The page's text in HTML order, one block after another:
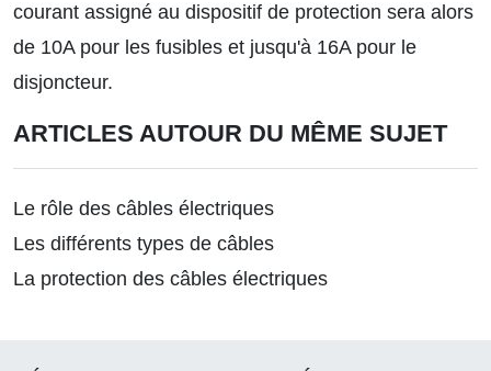
courant assigné au dispositif de protection sera alors
de 10A pour les fusibles et jusqu'à 16A pour le
disjoncteur.
ARTICLES AUTOUR DU MÊME SUJET
Le rôle des câbles électriques
Les différents types de câbles
La protection des câbles électriques